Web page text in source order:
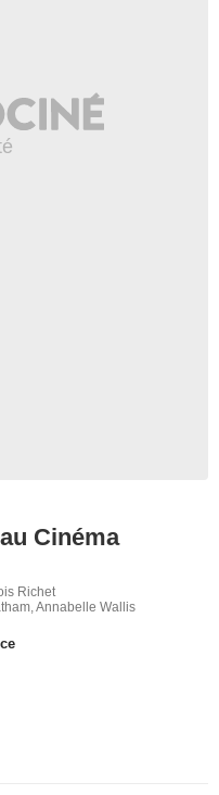
Cinéma
Richet
Annabelle Wallis